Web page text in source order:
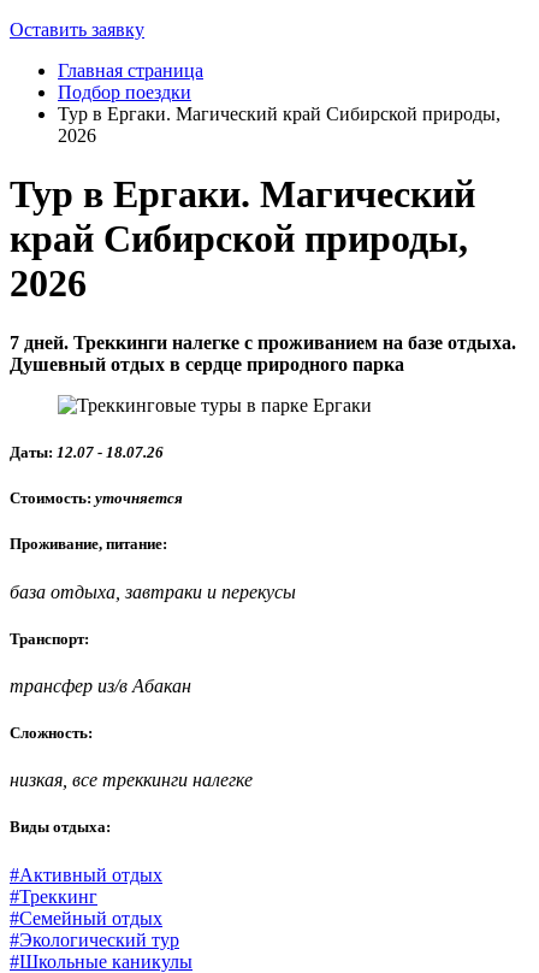
Оставить заявку
Главная страница
Подбор поездки
Тур в Ергаки. Магический край Сибирской природы,
2026
Тур в Ергаки. Магический
край Сибирской природы,
2026
7 дней. Треккинги налегке с проживанием на базе отдыха.
Душевный отдых в сердце природного парка
Даты: 12.07 - 18.07.26
Стоимость: уточняется
Проживание, питание:
база отдыха, завтраки и перекусы
Транспорт:
трансфер из/в Абакан
Сложность:
низкая, все треккинги налегке
Виды отдыха:
#Активный отдых
#Треккинг
#Семейный отдых
#Экологический тур
#Школьные каникулы